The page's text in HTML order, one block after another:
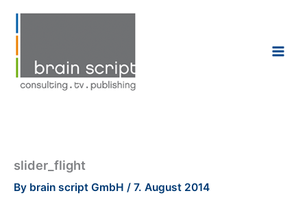
slider_flight
By brain script GmbH / 7. August 2014